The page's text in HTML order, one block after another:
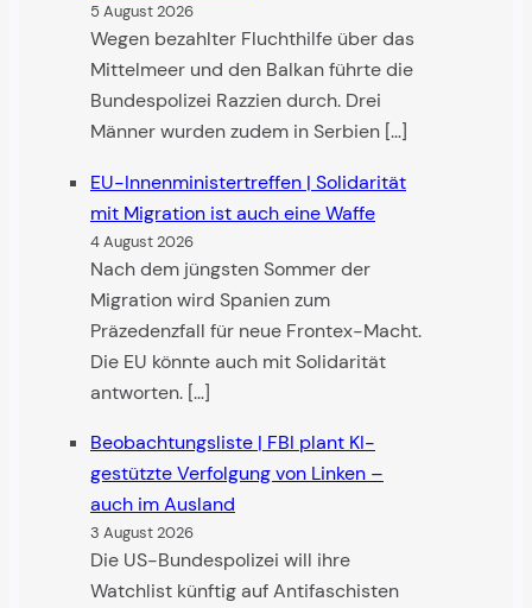
5 August 2026
Wegen bezahlter Fluchthilfe über das
Mittelmeer und den Balkan führte die
Bundespolizei Razzien durch. Drei
Männer wurden zudem in Serbien […]
EU-Innenministertreffen | Solidarität
mit Migra­tion ist auch eine Waffe
4 August 2026
Nach dem jüngsten Sommer der
Migration wird Spanien zum
Präzedenzfall für neue Frontex-Macht.
Die EU könnte auch mit Solidarität
antworten. […]
Beobachtungsliste | FBI plant KI-
gestützte Verfolgung von Linken –
auch im Ausland
3 August 2026
Die US-Bundespolizei will ihre
Watchlist künftig auf Antifaschisten